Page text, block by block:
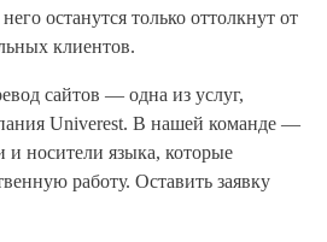
останутся только оттолкнут от
клиентов.
сайтов — одна из услуг,
Univerest. В нашей команде —
и носители языка, которые
работу. Оставить заявку